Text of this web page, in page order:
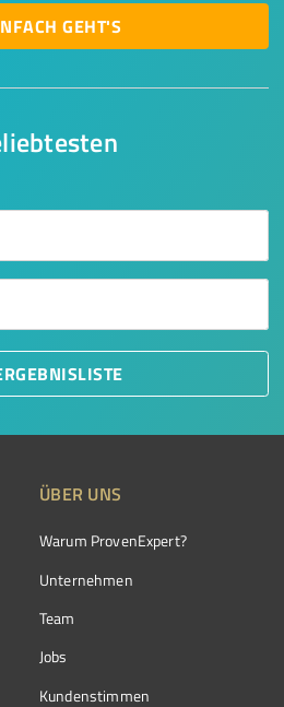
GEHT'S
ÜBER UNS
Warum ProvenExpert?
Unternehmen
Team
Jobs
Kundenstimmen